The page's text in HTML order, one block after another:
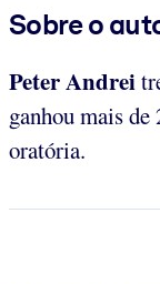
Sobre o
Peter Andrei
ganhou mais
oratória.